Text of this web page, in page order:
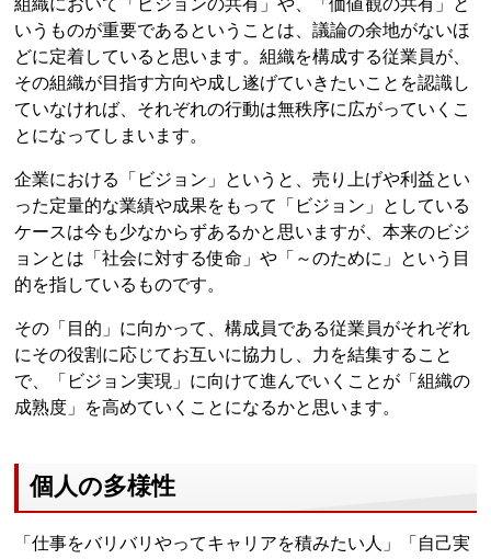
いうものが重要であるということは、議論の余地がないほ
どに定着していると思います。組織を構成する従業員が、
その組織が目指す方向や成し遂げていきたいことを認識し
ていなければ、それぞれの行動は無秩序に広がっていくこ
とになってしまいます。
企業における「ビジョン」というと、売り上げや利益とい
った定量的な業績や成果をもって「ビジョン」としている
ケースは今も少なからずあるかと思いますが、本来のビジ
ョンとは「社会に対する使命」や「～のために」という目
的を指しているものです。
その「目的」に向かって、構成員である従業員がそれぞれ
にその役割に応じてお互いに協力し、力を結集すること
で、「ビジョン実現」に向けて進んでいくことが「組織の
成熟度」を高めていくことになるかと思います。
個人の多様性
「仕事をバリバリやってキャリアを積みたい人」「自己実